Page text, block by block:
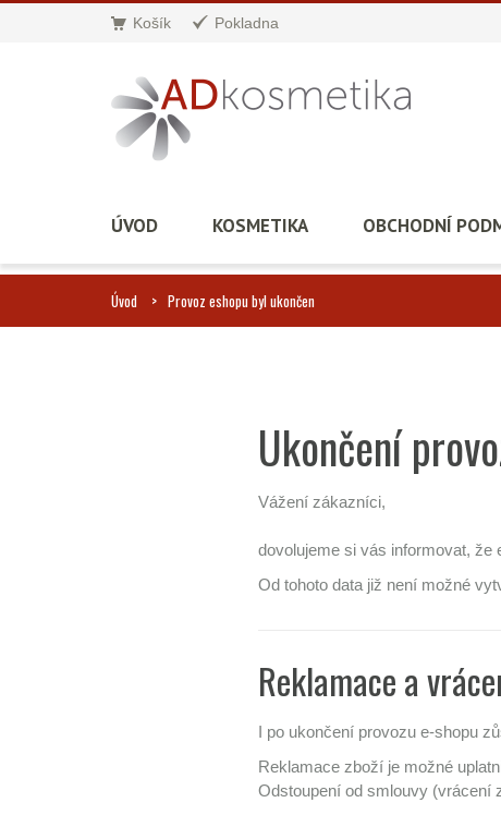
Košík Pokladna
ÚVOD KOSMETIKA OBCHODNÍ
Úvod Provoz eshopu byl ukončen
Ukončení
Vážení zákazníci,
dovolujeme si vás informovat, že
Od tohoto data již není možné
Reklamace a
I po ukončení provozu e-shopu
Reklamace zboží je možné
Odstoupení od smlouvy (vrácení